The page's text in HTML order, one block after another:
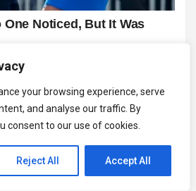
your browsing experience, serve
and analyse our traffic. By
consent to our use of cookies.
Reject All Accept All